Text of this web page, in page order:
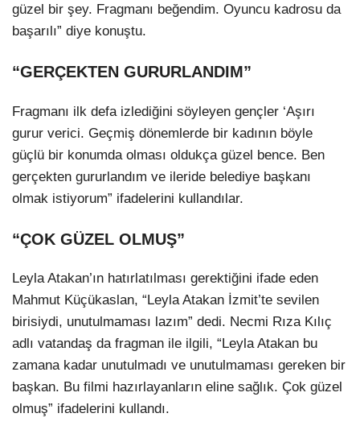
güzel bir şey. Fragmanı beğendim. Oyuncu kadrosu da
başarılı” diye konuştu.
“GERÇEKTEN GURURLANDIM”
Fragmanı ilk defa izlediğini söyleyen gençler ‘Aşırı
gurur verici. Geçmiş dönemlerde bir kadının böyle
güçlü bir konumda olması oldukça güzel bence. Ben
gerçekten gururlandım ve ileride belediye başkanı
olmak istiyorum” ifadelerini kullandılar.
“ÇOK GÜZEL OLMUŞ”
Leyla Atakan’ın hatırlatılması gerektiğini ifade eden
Mahmut Küçükaslan, “Leyla Atakan İzmit’te sevilen
birisiydi, unutulmaması lazım” dedi. Necmi Rıza Kılıç
adlı vatandaş da fragman ile ilgili, “Leyla Atakan bu
zamana kadar unutulmadı ve unutulmaması gereken bir
başkan. Bu filmi hazırlayanların eline sağlık. Çok güzel
olmuş” ifadelerini kullandı.